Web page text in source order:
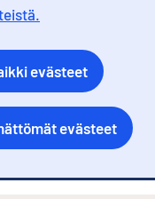
evästeet
evästeet